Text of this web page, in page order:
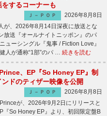
をするコーナーも
Ｊ－ＰＯＰ
2026年8月8日
が、2026年8月14日深夜に放送とな
放送『オールナイトニッポン』のパ
ーシングル『鬼事 / Fiction Love』
人が通称“1部”のパ … 続きを読む
、EP『So Honey EP』制
ドのティザー映像を公開
Ｊ－ＰＯＰ
2026年8月8日
が、2026年9月2日にリリースと
『So Honey EP』より、初回限定盤B